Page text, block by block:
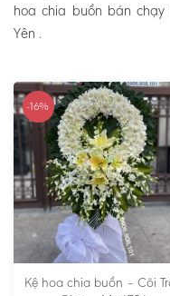
hoa chia buồn bán chạy
Yên .
-16%
Kệ hoa chia buồn – Cõi